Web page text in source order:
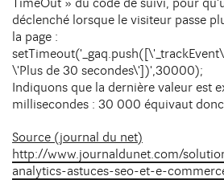
déclenché lorsque le visiteur passe
la page :
\'Plus de 30 secondes\'])',30000);
Indiquons que la dernière valeur est
millisecondes : 30 000 équivaut
Source (journal du net)
http://www.journaldunet.com/
analytics-astuces-seo-et-e-